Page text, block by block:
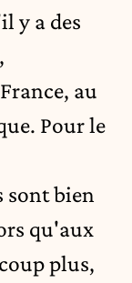
y a des
au
Pour le
sont bien
qu'aux
plus,